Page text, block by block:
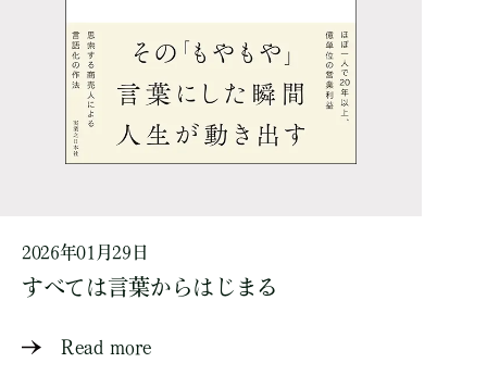
2026年01月29日
すべては言葉からはじまる
Read more